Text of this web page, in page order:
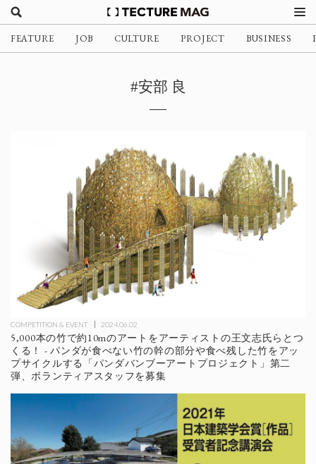
FEATURE JOB CULTURE PROJECT BUSINESS
#安部 良
COMPETITION & EVENT 2024.06.02
5,000本の竹で約10mのアートをアーティストの王文志氏らとつ
くる！ - パンダが食べない竹の幹の部分や食べ残した竹をアッ
プサイクルする「パンダバンブーアートプロジェクト」第二
弾、ボランティアスタッフを募集